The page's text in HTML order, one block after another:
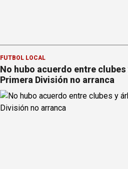
FÚTBOL LOCAL
No hubo acuerdo entre
Primera División no arranca